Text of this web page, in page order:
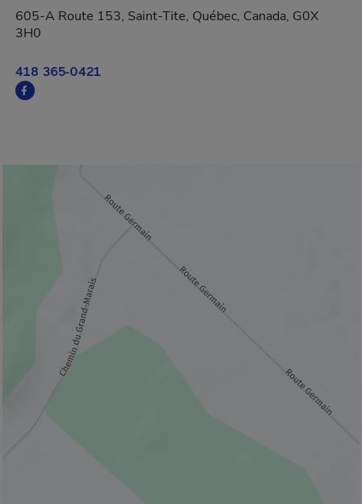
605-A Route 153, Saint-Tite, Québec, Canada, G0X
3H0
418 365-0421